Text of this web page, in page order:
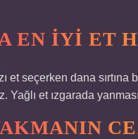
EN IYI ET
et seçerken dana
Yağlı et ızgarada